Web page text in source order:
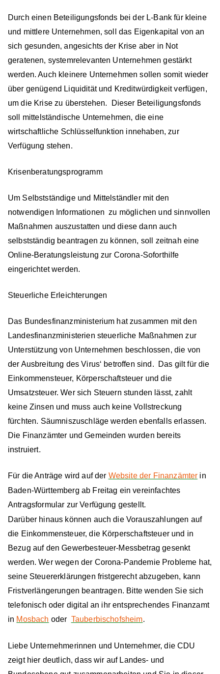
Durch einen Beteiligungsfonds bei der L-Bank für kleine
und mittlere Unternehmen, soll das Eigenkapital von an
sich gesunden, angesichts der Krise aber in Not
geratenen, systemrelevanten Unternehmen gestärkt
werden. Auch kleinere Unternehmen sollen somit wieder
über genügend Liquidität und Kreditwürdigkeit verfügen,
um die Krise zu überstehen. Dieser Beteiligungsfonds
soll mittelständische Unternehmen, die eine
wirtschaftliche Schlüsselfunktion innehaben, zur
Verfügung stehen.
Krisenberatungsprogramm
Um Selbstständige und Mittelständler mit den
notwendigen Informationen zu möglichen und sinnvollen
Maßnahmen auszustatten und diese dann auch
selbstständig beantragen zu können, soll zeitnah eine
Online-Beratungsleistung zur Corona-Soforthilfe
eingerichtet werden.
Steuerliche Erleichterungen
Das Bundesfinanzministerium hat zusammen mit den
Landesfinanzministerien steuerliche Maßnahmen zur
Unterstützung von Unternehmen beschlossen, die von
der Ausbreitung des Virus‘ betroffen sind. Das gilt für die
Einkommensteuer, Körperschaftsteuer und die
Umsatzsteuer. Wer sich Steuern stunden lässt, zahlt
keine Zinsen und muss auch keine Vollstreckung
fürchten. Säumniszuschläge werden ebenfalls erlassen.
Die Finanzämter und Gemeinden wurden bereits
instruiert.
Für die Anträge wird auf der Website der Finanzämter in
Baden-Württemberg ab Freitag ein vereinfachtes
Antragsformular zur Verfügung gestellt.
Darüber hinaus können auch die Vorauszahlungen auf
die Einkommensteuer, die Körperschaftsteuer und in
Bezug auf den Gewerbesteuer-Messbetrag gesenkt
werden. Wer wegen der Corona-Pandemie Probleme hat,
seine Steuererklärungen fristgerecht abzugeben, kann
Fristverlängerungen beantragen. Bitte wenden Sie sich
telefonisch oder digital an ihr entsprechendes Finanzamt
in Mosbach oder Tauberbischofsheim.
Liebe Unternehmerinnen und Unternehmer, die CDU
zeigt hier deutlich, dass wir auf Landes- und